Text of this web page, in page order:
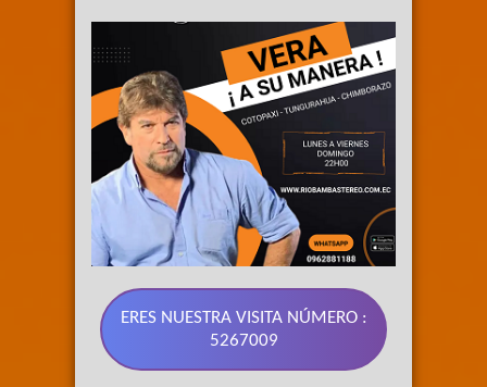
ERES NUESTRA VISITA NÚMERO :
5267009